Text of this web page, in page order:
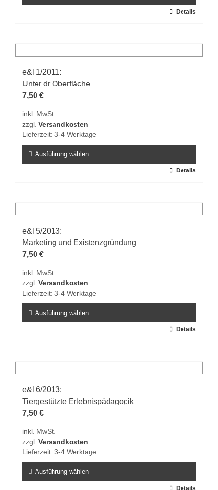
werden
Varianten
auf.
Die
Optionen
auf
der
gewählt
werden
Details
e&l 1/2011:
Unter dr Oberfläche
7,50 €
inkl. MwSt.
zzgl. Versandkosten
Lieferzeit: 3-4 Werktage
Ausführung wählen
Varianten
auf.
Die
Optionen
auf
der
gewählt
werden
Details
e&l 5/2013:
Marketing und Existenzgründung
7,50 €
inkl. MwSt.
zzgl. Versandkosten
Lieferzeit: 3-4 Werktage
Ausführung wählen
Varianten
auf.
Die
Optionen
auf
der
gewählt
werden
Details
e&l 6/2013:
Tiergestützte Erlebnispädagogik
7,50 €
inkl. MwSt.
zzgl. Versandkosten
Lieferzeit: 3-4 Werktage
Ausführung wählen
Details